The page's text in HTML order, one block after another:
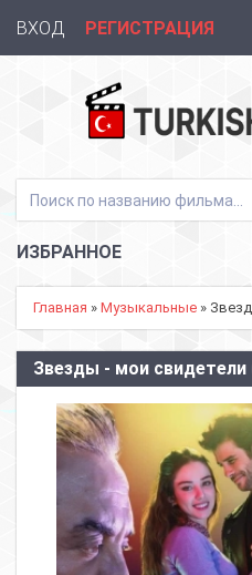
ВХОД РЕГИСТРАЦИЯ
ИЗБРАННОЕ
Главная » Музыкальные »
Звезды - мои